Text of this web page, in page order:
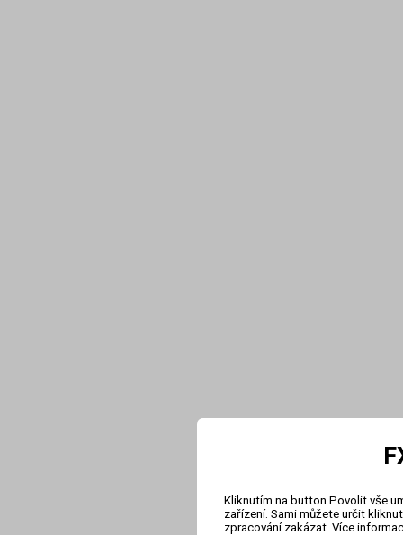
Kliknutím na button Povolit vše
zařízení. Sami můžete určit
zpracování zakázat. Více